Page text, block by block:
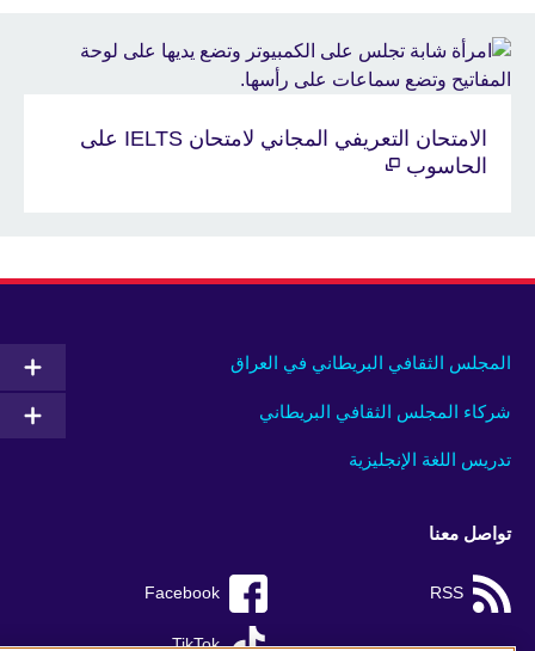
الامتحان التعريفي المجاني لامتحان IELTS على
الحاسوب
المجلس الثقافي البريطاني في العراق
شركاء المجلس الثقافي البريطاني
تدريس اللغة الإنجليزية
تواصل معنا
Facebook RSS
TikTok